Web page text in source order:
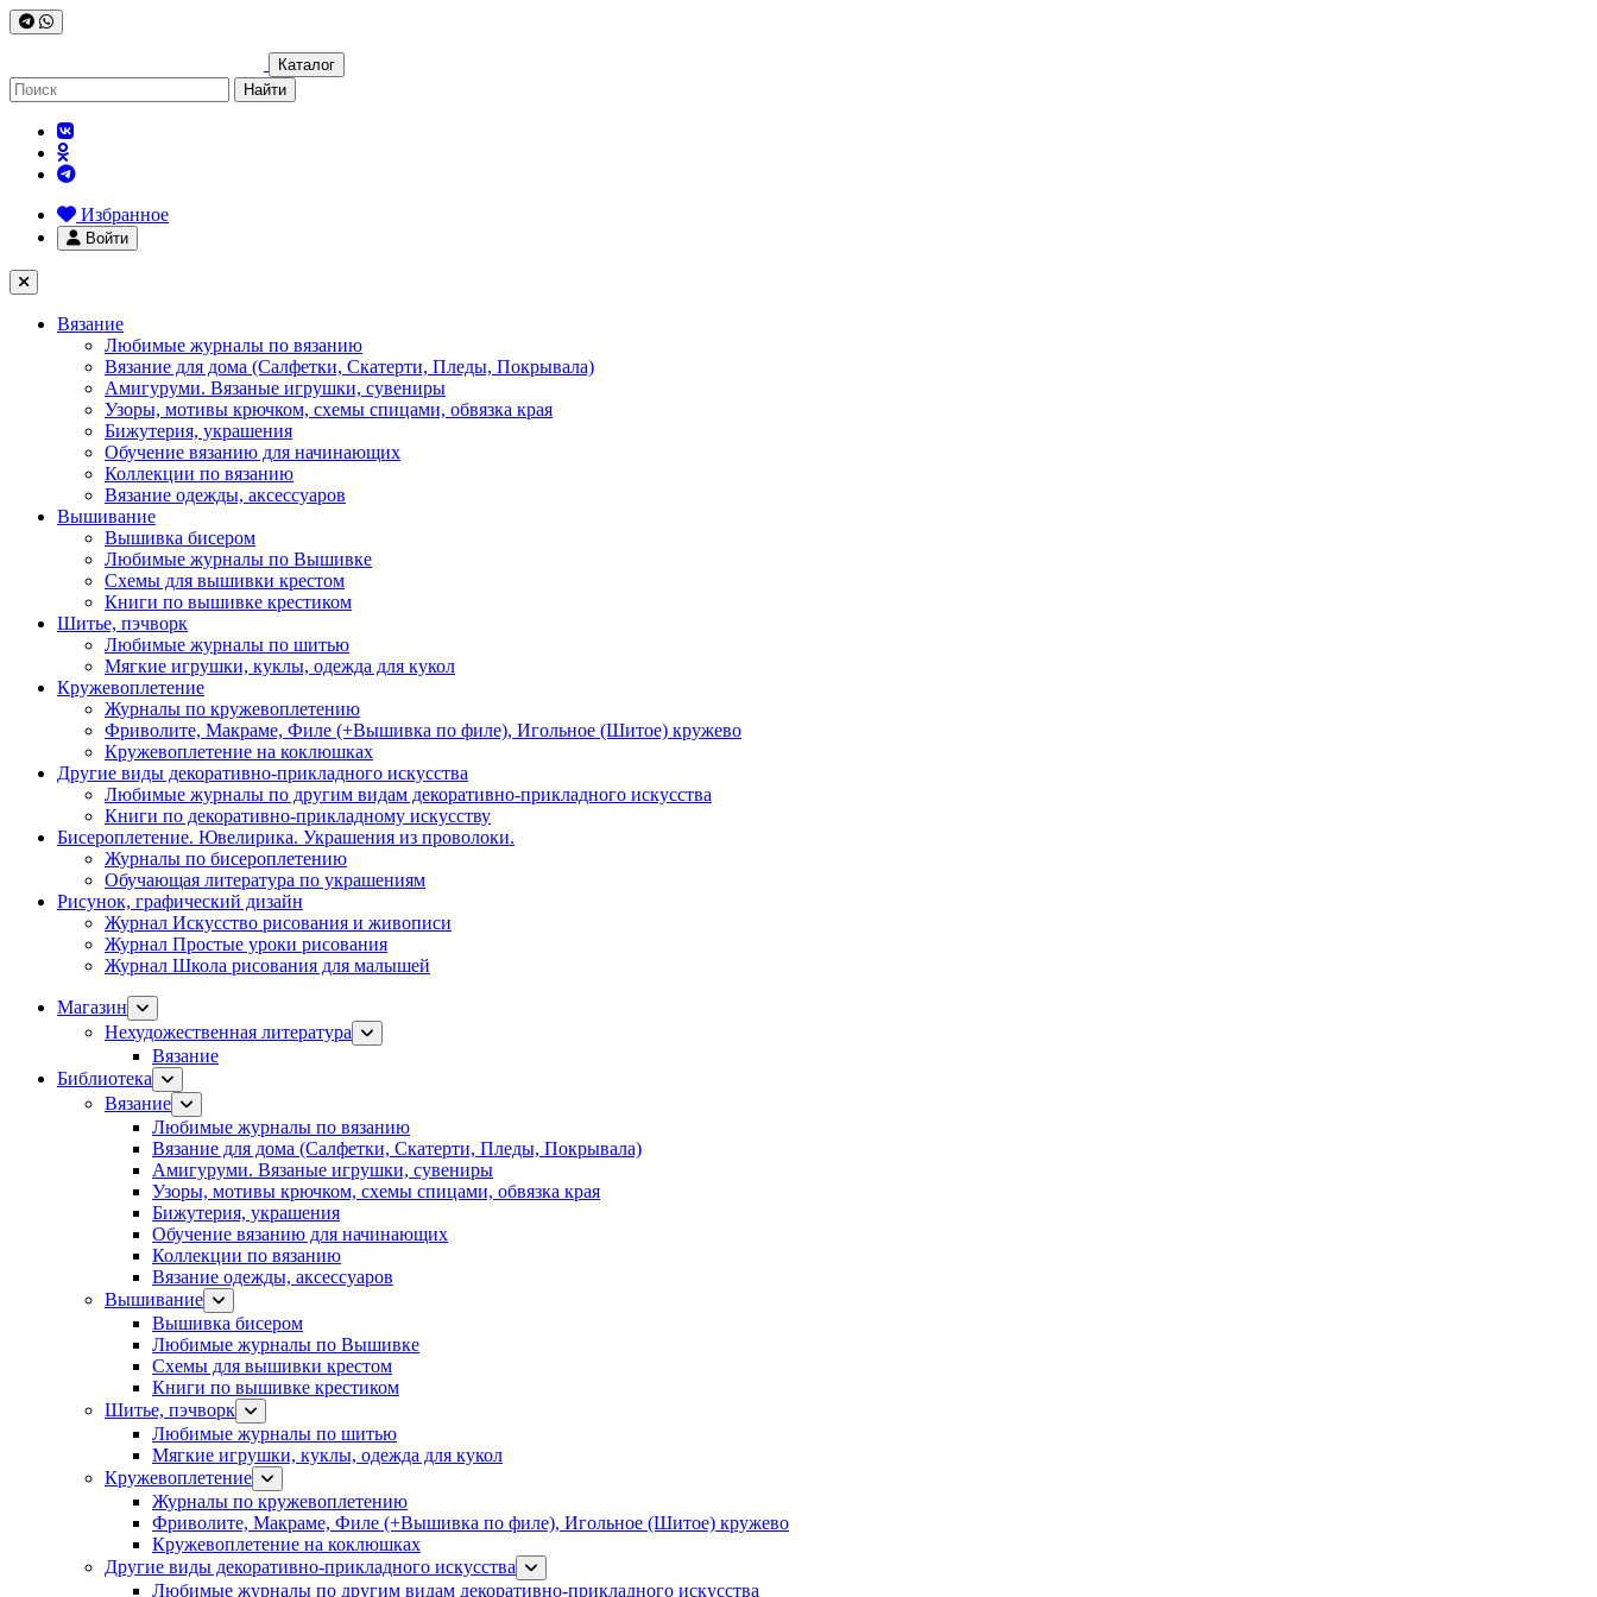
Каталог
Найти
Избранное
Войти
Вязание
Любимые журналы по вязанию
Вязание для дома (Салфетки, Скатерти, Пледы, Покрывала)
Амигуруми. Вязаные игрушки, сувениры
Узоры, мотивы крючком, схемы спицами, обвязка края
Бижутерия, украшения
Обучение вязанию для начинающих
Коллекции по вязанию
Вязание одежды, аксессуаров
Вышивание
Вышивка бисером
Любимые журналы по Вышивке
Схемы для вышивки крестом
Книги по вышивке крестиком
Шитье, пэчворк
Любимые журналы по шитью
Мягкие игрушки, куклы, одежда для кукол
Кружевоплетение
Журналы по кружевоплетению
Фриволите, Макраме, Филе (+Вышивка по филе), Игольное (Шитое) кружево
Кружевоплетение на коклюшках
Другие виды декоративно-прикладного искусства
Любимые журналы по другим видам декоративно-прикладного искусства
Книги по декоративно-прикладному искусству
Бисероплетение. Ювелирика. Украшения из проволоки.
Журналы по бисероплетению
Обучающая литература по украшениям
Рисунок, графический дизайн
Журнал Искусство рисования и живописи
Журнал Простые уроки рисования
Журнал Школа рисования для малышей
Магазин
Нехудожественная литература
Вязание
Библиотека
Вязание
Любимые журналы по вязанию
Вязание для дома (Салфетки, Скатерти, Пледы, Покрывала)
Амигуруми. Вязаные игрушки, сувениры
Узоры, мотивы крючком, схемы спицами, обвязка края
Бижутерия, украшения
Обучение вязанию для начинающих
Коллекции по вязанию
Вязание одежды, аксессуаров
Вышивание
Вышивка бисером
Любимые журналы по Вышивке
Схемы для вышивки крестом
Книги по вышивке крестиком
Шитье, пэчворк
Любимые журналы по шитью
Мягкие игрушки, куклы, одежда для кукол
Кружевоплетение
Журналы по кружевоплетению
Фриволите, Макраме, Филе (+Вышивка по филе), Игольное (Шитое) кружево
Кружевоплетение на коклюшках
Другие виды декоративно-прикладного искусства
Любимые журналы по другим видам декоративно-прикладного искусства